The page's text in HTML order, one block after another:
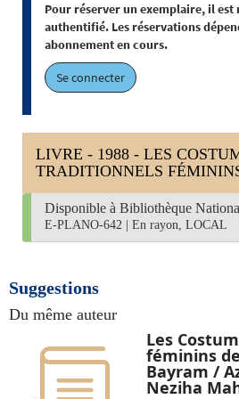
Pour réserver un exemplaire, il est
authentifié. Les réservations
abonnement en cours.
Se connecter
LIVRE - 1988 - LES
TRADITIONNELS
Disponible à Bibliothèque
E-PLANO-642 En rayon, LOCAL
Suggestions
Du même auteur
Les
féminins
Bayram /
Neziha